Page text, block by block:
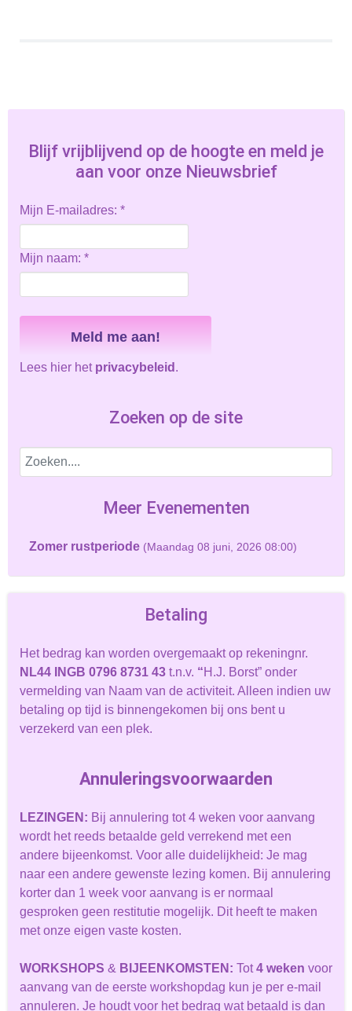
Blijf vrijblijvend op de hoogte en meld je
aan voor onze Nieuwsbrief
Mijn E-mailadres: *
Mijn naam: *
Lees hier het privacybeleid .
Zoeken op de site
Meer Evenementen
Zomer rustperiode (Maandag 08 juni, 2026 08:00)
Betaling
Het bedrag kan worden overgemaakt op rekeningnr.
NL44 INGB 0796 8731 43 t.n.v. “H.J. Borst” onder
vermelding van Naam van de activiteit. Alleen indien uw
betaling op tijd is binnengekomen bij ons bent u
verzekerd van een plek.
Annuleringsvoorwaarden
LEZINGEN : Bij annulering tot 4 weken voor aanvang
wordt het reeds betaalde geld verrekend met een
andere bijeenkomst. Voor alle duidelijkheid: Je mag
naar een andere gewenste lezing komen. Bij annulering
korter dan 1 week voor aanvang is er normaal
gesproken geen restitutie mogelijk. Dit heeft te maken
met onze eigen vaste kosten.
WORKSHOPS & BIJEENKOMSTEN : Tot4 weken voor
aanvang van de eerste workshopdag kun je per e-mail
annuleren. Je houdt voor het bedrag wat betaald is dan